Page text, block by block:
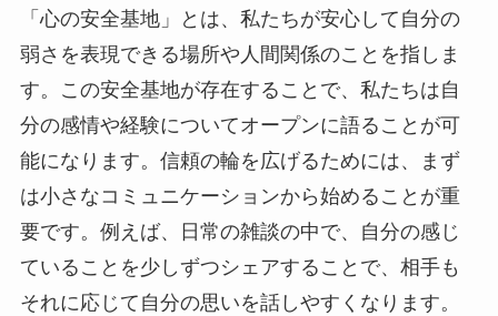
「心の安全基地」とは、私たちが安心して自分の
弱さを表現できる場所や人間関係のことを指しま
す。この安全基地が存在することで、私たちは自
分の感情や経験についてオープンに語ることが可
能になります。信頼の輪を広げるためには、まず
は小さなコミュニケーションから始めることが重
要です。例えば、日常の雑談の中で、自分の感じ
ていることを少しずつシェアすることで、相手も
それに応じて自分の思いを話しやすくなります。